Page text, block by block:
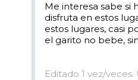
Me interesa sabe si
disfruta en estos
estos lugares, casi
el garito no bebe,
Editado 1 vez/